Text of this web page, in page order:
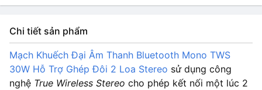
Chi tiết sản phẩm
Mạch Khuếch Đại Âm Thanh Bluetooth Mono TWS
30W Hỗ Trợ Ghép Đôi 2 Loa Stereo sử dụng công
nghệ True Wireless Stereo cho phép kết nối một lúc 2